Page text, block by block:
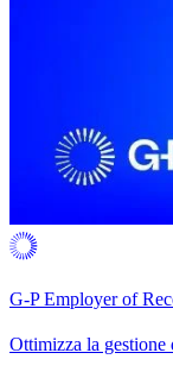
G-P Employer of
Ottimizza la